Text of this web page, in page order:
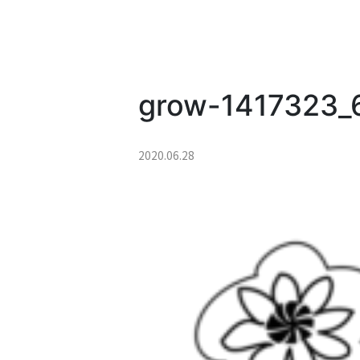
grow-
2020.06.28